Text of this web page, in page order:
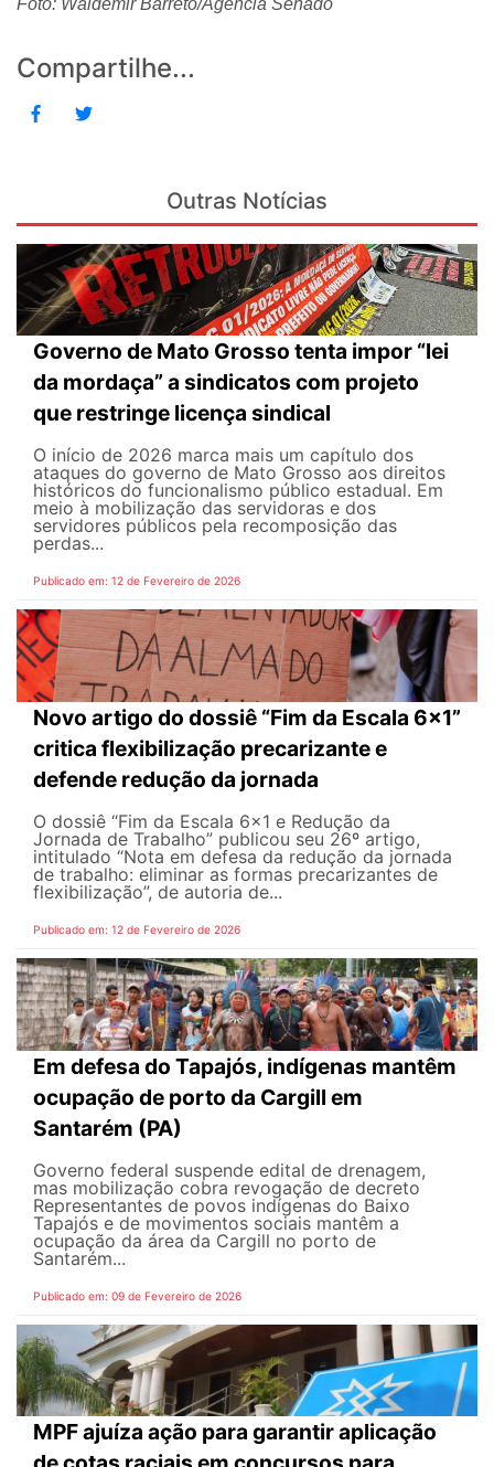
Compartilhe...
Outras Notícias
Governo de Mato Grosso tenta impor “lei
da mordaça” a sindicatos com projeto
que restringe licença sindical
O início de 2026 marca mais um capítulo dos
ataques do governo de Mato Grosso aos direitos
históricos do funcionalismo público estadual. Em
meio à mobilização das servidoras e dos
servidores públicos pela recomposição das
perdas...
Publicado em: 12 de Fevereiro de 2026
Novo artigo do dossiê “Fim da Escala 6×1”
critica flexibilização precarizante e
defende redução da jornada
O dossiê “Fim da Escala 6×1 e Redução da
Jornada de Trabalho” publicou seu 26º artigo,
intitulado “Nota em defesa da redução da jornada
de trabalho: eliminar as formas precarizantes de
flexibilização”, de autoria de...
Publicado em: 12 de Fevereiro de 2026
Em defesa do Tapajós, indígenas mantêm
ocupação de porto da Cargill em
Santarém (PA)
Governo federal suspende edital de drenagem,
mas mobilização cobra revogação de decreto
Representantes de povos indígenas do Baixo
Tapajós e de movimentos sociais mantêm a
ocupação da área da Cargill no porto de
Santarém...
Publicado em: 09 de Fevereiro de 2026
MPF ajuíza ação para garantir aplicação